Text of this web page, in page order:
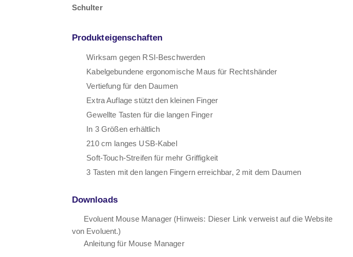
Schulter
Produkteigenschaften
Wirksam gegen RSI-Beschwerden
Kabelgebundene ergonomische Maus für Rechtshänder
Vertiefung für den Daumen
Extra Auflage stützt den kleinen Finger
Gewellte Tasten für die langen Finger
In 3 Größen erhältlich
210 cm langes USB-Kabel
Soft-Touch-Streifen für mehr Griffigkeit
3 Tasten mit den langen Fingern erreichbar, 2 mit dem Daumen
Downloads
Evoluent Mouse Manager (Hinweis: Dieser Link verweist auf die Website
von Evoluent.)
Anleitung für Mouse Manager